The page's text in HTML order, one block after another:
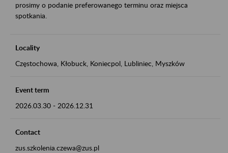
prosimy o podanie preferowanego terminu oraz miejsca
spotkania.
Locality
Częstochowa, Kłobuck, Koniecpol, Lubliniec, Myszków
Event term
2026.03.30 - 2026.12.31
Contact
zus.szkolenia.czewa@zus.pl